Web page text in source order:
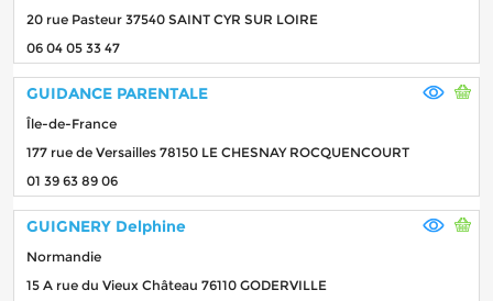
20 rue Pasteur 37540 SAINT CYR SUR LOIRE
06 04 05 33 47
GUIDANCE PARENTALE
Île-de-France
177 rue de Versailles 78150 LE CHESNAY ROCQUENCOURT
01 39 63 89 06
GUIGNERY Delphine
Normandie
15 A rue du Vieux Château 76110 GODERVILLE